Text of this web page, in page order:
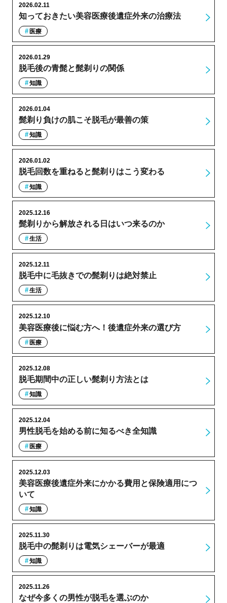
知っておきたい美容医療後遺症外来の治療法
2026.02.11
医療
脱毛後の青髭と髭剃りの関係
2026.01.29
知識
髭剃り負けの肌こそ脱毛が最善の策
2026.01.04
知識
脱毛回数を重ねると髭剃りはこう変わる
2026.01.02
知識
髭剃りから解放される日はいつ来るのか
2025.12.16
生活
脱毛中に毛抜きでの髭剃りは絶対禁止
2025.12.11
生活
美容医療後に悩む方へ！後遺症外来の選び方
2025.12.10
医療
脱毛期間中の正しい髭剃り方法とは
2025.12.08
知識
男性脱毛を始める前に知るべき全知識
2025.12.04
医療
美容医療後遺症外来にかかる費用と保険適用につ
いて
2025.12.03
知識
脱毛中の髭剃りは電気シェーバーが最適
2025.11.30
知識
なぜ今多くの男性が脱毛を選ぶのか
2025.11.26